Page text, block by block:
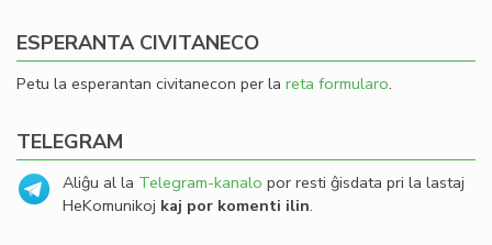
ESPERANTA CIVITANECO
Petu la esperantan civitanecon per la reta formularo.
TELEGRAM
Aliĝu al la Telegram-kanalo por resti ĝisdata pri la lastaj
HeKomunikoj kaj por komenti ilin.